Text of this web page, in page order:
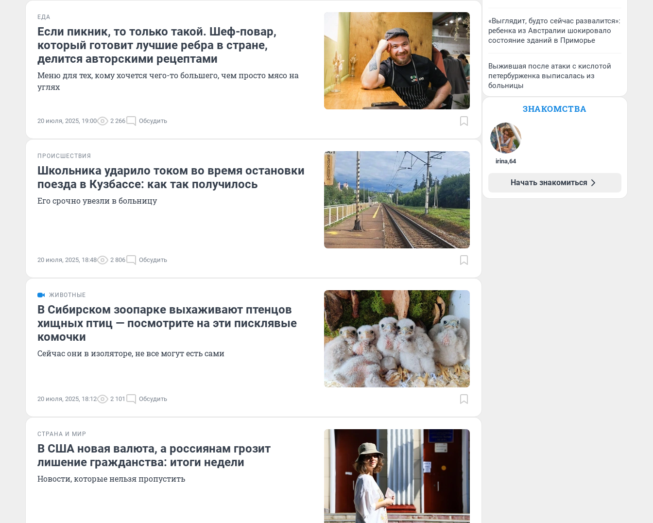
ЕДА
Если пикник, то только такой. Шеф-повар,
который готовит лучшие ребра в стране,
делится авторскими рецептами
Меню для тех, кому хочется чего-то большего, чем просто мясо на
углях
20 июля, 2025, 19:00 2 266 Обсудить
ПРОИСШЕСТВИЯ
Школьника ударило током во время остановки
поезда в Кузбассе: как так получилось
Его срочно увезли в больницу
20 июля, 2025, 18:48 2 806 Обсудить
ЖИВОТНЫЕ
В Сибирском зоопарке выхаживают птенцов
хищных птиц — посмотрите на эти писклявые
комочки
Сейчас они в изоляторе, не все могут есть сами
20 июля, 2025, 18:12 2 101 Обсудить
СТРАНА И МИР
В США новая валюта, а россиянам грозит
лишение гражданства: итоги недели
Новости, которые нельзя пропустить
«Выглядит, будто сейчас развалится»:
ребенка из Австралии шокировало
состояние зданий в Приморье
Выжившая после атаки с кислотой
петербурженка выписалась из
больницы
ЗНАКОМСТВА
irina,64
Начать знакомиться